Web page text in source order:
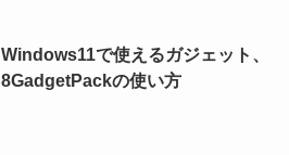
Windows11で使えるガジェット、
8GadgetPackの使い方